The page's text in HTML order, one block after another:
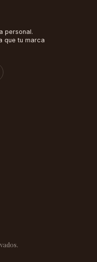
personal.
que tu marca